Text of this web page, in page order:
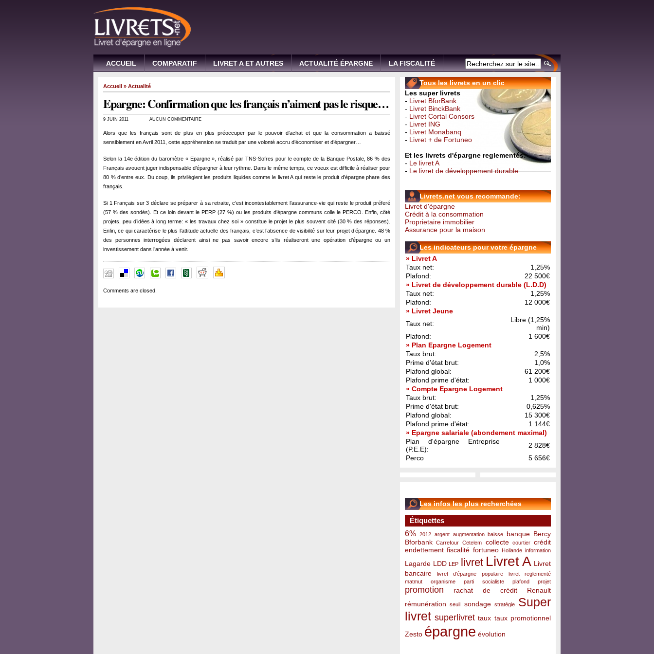
ACCUEIL COMPARATIF LIVRET A ET AUTRES ACTUALITÉ ÉPARGNE LA FISCALITÉ
Accueil » Actualité
Epargne: Confirmation que les français n’aiment pas le risque…
9 JUIN 2011 AUCUN COMMENTAIRE
Alors que les français sont de plus en plus préoccuper par le pouvoir d’achat et que la consommation a baissé
sensiblement en Avril 2011, cette appréhension se traduit par une volonté accru d’économiser et d’épargner…
Selon la 14e édition du baromètre « Epargne », réalisé par TNS-Sofres pour le compte de la Banque Postale, 86 % des
Français avouent juger indispensable d’épargner à leur rythme. Dans le même temps, ce voeux est difficile à réaliser pour
80 % d’entre eux. Du coup, ils privilégient les produits liquides comme le livret A qui reste le produit d’épargne phare des
français.
Si 1 Français sur 3 déclare se préparer à sa retraite, c’est incontestablement l’assurance-vie qui reste le produit préferé
(57 % des sondés). Et ce loin devant le PERP (27 %) ou les produits d’épargne communs colle le PERCO. Enfin, côté
projets, peu d’idées à long terme: « les travaux chez soi » constitue le projet le plus souvent cité (30 % des réponses).
Enfin, ce qui caractérise le plus l’attitude actuelle des français, c’est l’absence de visibilité sur leur projet d’épargne. 48 %
des personnes interrogées déclarent ainsi ne pas savoir encore s’ils réaliseront une opération d’épargne ou un
investissement dans l’année à venir.
Comments are closed.
Tous les livrets en un clic
Les super livrets
- Livret BforBank
- Livret BinckBank
- Livret Cortal Consors
- Livret ING
- Livret Monabanq
- Livret + de Fortuneo
Et les livrets d'épargne reglementés:
- Le livret A
- Le livret de développement durable
Livrets.net vous recommande:
Livret d'épargne
Crédit à la consommation
Proprietaire immobilier
Assurance pour la maison
Les indicateurs pour votre épargne
» Livret A
Taux net:
1,25%
Plafond:
22 500€
» Livret de développement durable (L.D.D)
Taux net:
1,25%
Plafond:
12 000€
» Livret Jeune
Taux net:
Libre (1,25%
min)
Plafond:
1 600€
» Plan Epargne Logement
Taux brut:
2,5%
Prime d'état brut:
1,0%
Plafond global:
61 200€
Plafond prime d'état:
1 000€
» Compte Epargne Logement
Taux brut:
1,25%
Prime d'état brut:
0,625%
Plafond global:
15 300€
Plafond prime d'état:
1 144€
» Epargne salariale (abondement maximal)
Plan d'épargne Entreprise
(P.E.E):
2 828€
Perco
5 656€
Les infos les plus recherchées
Étiquettes
6% 2012 argent augmentation baisse banque Bercy
Bforbank
Carrefour Cetelem collecte courtier
crédit
endettement fiscalité fortuneo Hollande information
Lagarde LDD LEP livret Livret A Livret
bancaire
livret d'épargne populaire
livret reglementé
matmut
organisme parti socialiste plafond projet
promotion rachat de crédit
Renault
rémunération
seuil sondage stratégie
Super
livret superlivret taux taux promotionnel
Zesto épargne évolution